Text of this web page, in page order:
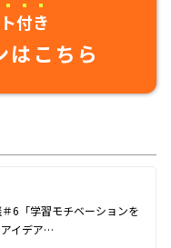
付き
はこちら
6「学習モチベーションを
イデア…